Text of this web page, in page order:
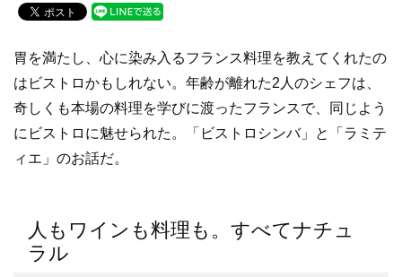
c
e
b
o
o
k
tt
er
e
胃を満たし、心に染み入るフランス料理を教えてくれたの
はビストロかもしれない。年齢が離れた2人のシェフは、
奇しくも本場の料理を学びに渡ったフランスで、同じよう
にビストロに魅せられた。「ビストロシンバ」と「ラミテ
ィエ」のお話だ。
人もワインも料理も。すべてナチュ
ラル